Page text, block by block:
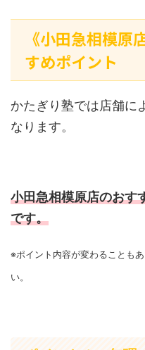
《小田急相模原
すめポイント
かたぎり塾では店舗に
なります。
小田急相模原店のおす
です。
※ポイント内容が変わることも
い。